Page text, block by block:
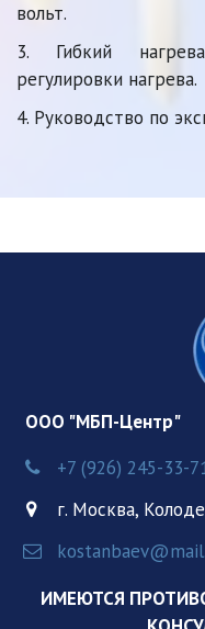
вольт.
3. Гибкий
регулировки нагрева.
4. Руководство по
  ООО "МБП-Центр"
+7 (926) 245-33-
г. Москва,
ИМЕЮТСЯ